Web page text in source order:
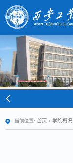
当前位置: 首页 >学院概况